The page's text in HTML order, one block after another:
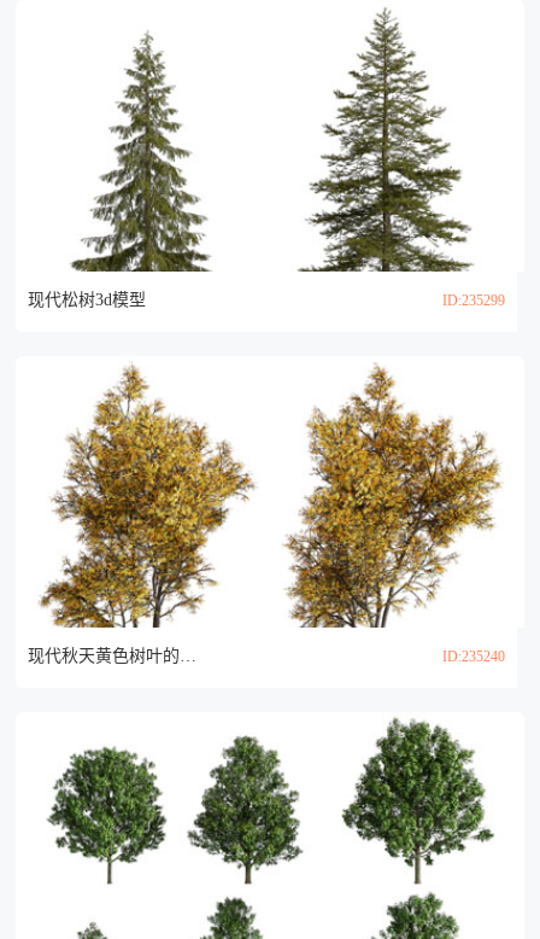
现代松树3d模型 ID:235299
现代秋天黄色树叶的树木3d模型 ID:235240